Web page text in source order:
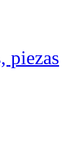
piezas